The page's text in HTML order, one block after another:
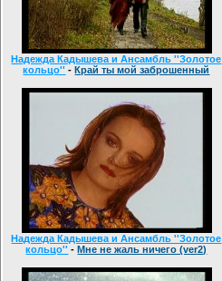
Надежда Кадышева и Ансамбль ''Золотое
кольцо'' -Край ты мой заброшенный
Надежда Кадышева и Ансамбль ''Золотое
кольцо'' -Мне не жаль ничего (ver2)